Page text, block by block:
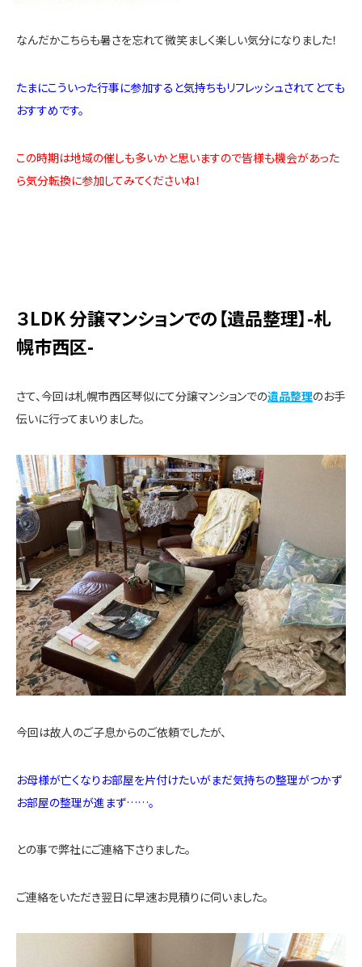
なんだかこちらも暑さを忘れて微笑ましく楽しい気分になりました！
たまにこういった行事に参加すると気持ちもリフレッシュされてとても
おすすめです。
この時期は地域の催しも多いかと思いますので皆様も機会があった
ら気分転換に参加してみてくださいね！
３LDK 分譲マンションでの【遺品整理】-札
幌市西区-
さて、今回は札幌市西区琴似にて分譲マンションでの遺品整理のお手
伝いに行ってまいりました。
今回は故人のご子息からのご依頼でしたが、
お母様が亡くなりお部屋を片付けたいがまだ気持ちの整理がつかず
お部屋の整理が進まず……。
との事で弊社にご連絡下さりました。
ご連絡をいただき翌日に早速お見積りに伺いました。